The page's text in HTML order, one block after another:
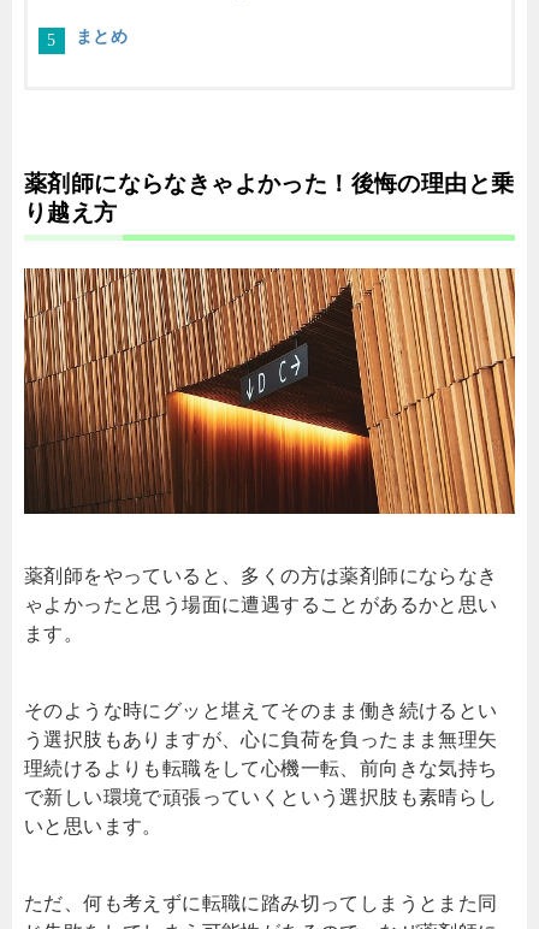
まとめ
薬剤師にならなきゃよかった！後悔の理由と乗
り越え方
薬剤師をやっていると、多くの方は薬剤師にならなき
ゃよかったと思う場面に遭遇することがあるかと思い
ます。
そのような時にグッと堪えてそのまま働き続けるとい
う選択肢もありますが、心に負荷を負ったまま無理矢
理続けるよりも転職をして心機一転、前向きな気持ち
で新しい環境で頑張っていくという選択肢も素晴らし
いと思います。
ただ、何も考えずに転職に踏み切ってしまうとまた同